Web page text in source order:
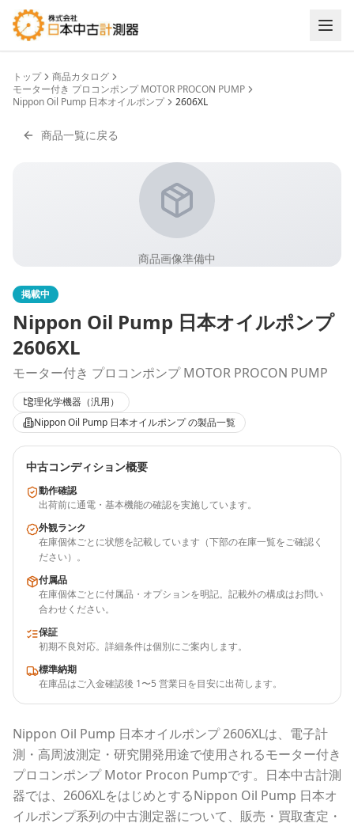
トップ
商品カタログ
モーター付き プロコンポンプ MOTOR PROCON PUMP
Nippon Oil Pump 日本オイルポンプ
2606XL
商品一覧に戻る
商品画像準備中
掲載中
Nippon Oil Pump 日本オイルポンプ
2606XL
モーター付き プロコンポンプ MOTOR PROCON PUMP
理化学機器（汎用）
Nippon Oil Pump 日本オイルポンプの製品一覧
中古コンディション概要
動作確認
出荷前に通電・基本機能の確認を実施しています。
外観ランク
在庫個体ごとに状態を記載しています（下部の在庫一覧をご確認く
ださい）。
付属品
在庫個体ごとに付属品・オプションを明記。記載外の構成はお問い
合わせください。
保証
初期不良対応。詳細条件は個別にご案内します。
標準納期
在庫品はご入金確認後 1〜5 営業日を目安に出荷します。
Nippon Oil Pump 日本オイルポンプ2606XLは、電子計
測・高周波測定・研究開発用途で使用されるモーター付き
プロコンポンプ Motor Procon Pumpです。 日本中古計測
器では、 2606XLをはじめとするNippon Oil Pump 日本オ
イルポンプ系列の中古測定器について、販売・買取査定・